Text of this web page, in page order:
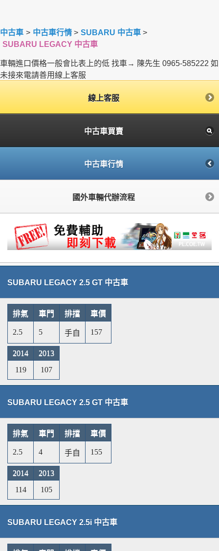
中古車 > 中古車行情 > SUBARU 中古車 >
SUBARU LEGACY 中古車
車輛進口價格一般會比表上的低 找車→ 陳先生 0965-585222 如
未接來電請善用線上客服
線上客服
中古車買賣
中古車行情
國外車輛代辦流程
SUBARU LEGACY 2.5 GT 中古車
排氣 車門 排擋 車價
2.5 5 手自 157
2014
2013
119
107
SUBARU LEGACY 2.5 GT 中古車
排氣 車門 排擋 車價
2.5 4 手自 155
2014
2013
114
105
SUBARU LEGACY 2.5i 中古車